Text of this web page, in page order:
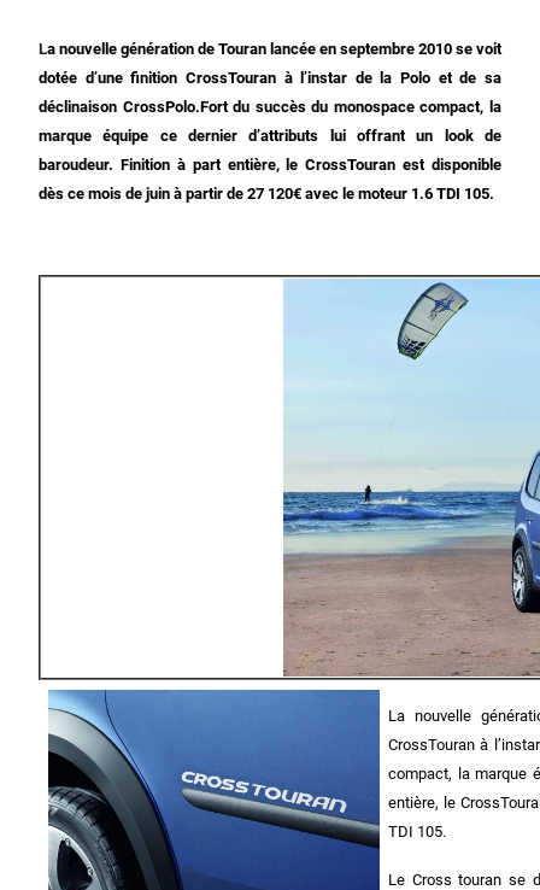
La nouvelle génération de Touran lancée en septembre 2010 se voit
dotée d’une finition CrossTouran à l’instar de la Polo et de sa
déclinaison CrossPolo.Fort du succès du monospace compact, la
marque équipe ce dernier d’attributs lui offrant un look de
baroudeur. Finition à part entière, le CrossTouran est disponible
dès ce mois de juin à partir de 27 120€ avec le moteur 1.6 TDI 105.
La nouvelle
CrossTouran à
compact, la marque
entière, le
TDI 105.
Le Cross touran se